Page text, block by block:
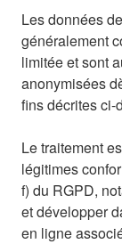
Les données
généralement
limitée et sont
anonymisées
fins décrites ci-
Le traitement
légitimes
f) du RGPD,
et développer
en ligne